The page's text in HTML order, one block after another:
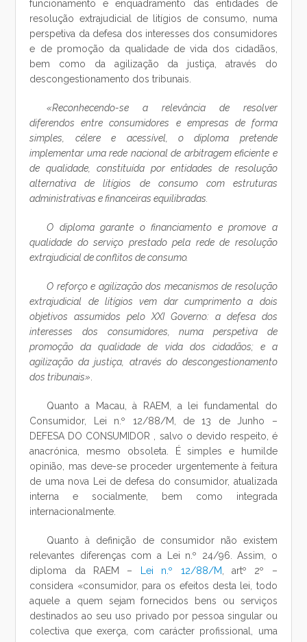
funcionamento e enquadramento das entidades de
resolução extrajudicial de litígios de consumo, numa
perspetiva da defesa dos interesses dos consumidores
e de promoção da qualidade de vida dos cidadãos,
bem como da agilização da justiça, através do
descongestionamento dos tribunais.
«Reconhecendo-se a relevância de resolver
diferendos entre consumidores e empresas de forma
simples, célere e acessível, o diploma pretende
implementar uma rede nacional de arbitragem eficiente e
de qualidade, constituída por entidades de resolução
alternativa de litígios de consumo com estruturas
administrativas e financeiras equilibradas.
O diploma garante o financiamento e promove a
qualidade do serviço prestado pela rede de resolução
extrajudicial de conflitos de consumo.
O reforço e agilização dos mecanismos de resolução
extrajudicial de litígios vem dar cumprimento a dois
objetivos assumidos pelo XXI Governo: a defesa dos
interesses dos consumidores, numa perspetiva de
promoção da qualidade de vida dos cidadãos; e a
agilização da justiça, através do descongestionamento
dos tribunais»
Quanto a Macau, à RAEM, a lei fundamental do
Consumidor, Lei n.º 12/88/M, de 13 de Junho –
DEFESA DO CONSUMIDOR , salvo o devido respeito, é
anacrónica, mesmo obsoleta. É simples e humilde
opinião, mas deve-se proceder urgentemente à feitura
de uma nova Lei de defesa do consumidor, atualizada
interna e socialmente, bem como integrada
internacionalmente.
Quanto à definição de consumidor não existem
relevantes diferenças com a Lei n.º 24/96. Assim, o
diploma da RAEM –
Lei n.º 12/88/M , artº 2º –
considera «consumidor, para os efeitos desta lei, todo
aquele a quem sejam fornecidos bens ou serviços
destinados ao seu uso privado por pessoa singular ou
colectiva que exerça, com carácter profissional, uma